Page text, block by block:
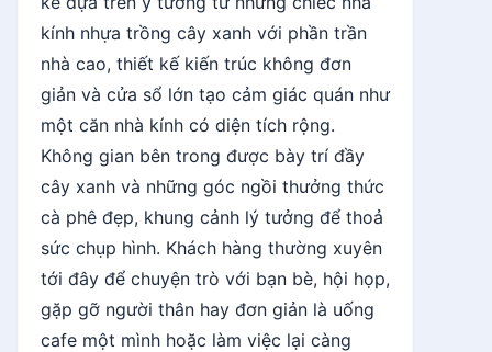
kính nhựa trồng cây xanh với phần trần
nhà cao, thiết kế kiến trúc không đơn
giản và cửa sổ lớn tạo cảm giác quán như
một căn nhà kính có diện tích rộng.
Không gian bên trong được bày trí đầy
cây xanh và những góc ngồi thưởng thức
cà phê đẹp, khung cảnh lý tưởng để thoả
sức chụp hình. Khách hàng thường xuyên
tới đây để chuyện trò với bạn bè, hội họp,
gặp gỡ người thân hay đơn giản là uống
cafe một mình hoặc làm việc lại càng